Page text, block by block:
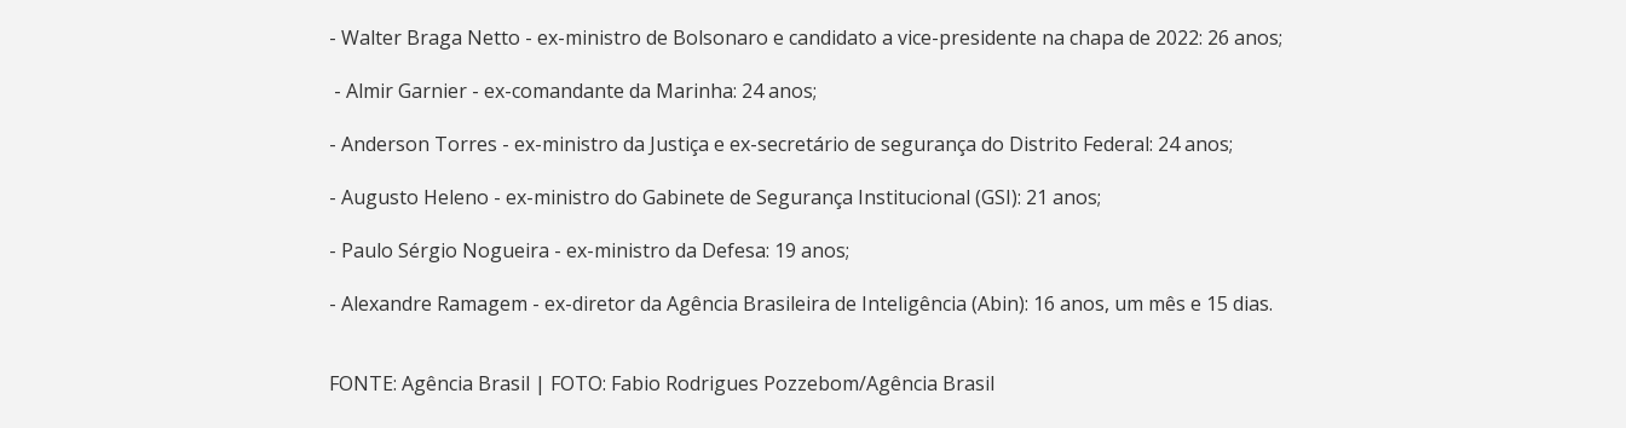
- Walter Braga Netto - ex-ministro de Bolsonaro e candidato a vice-presidente na chapa de 2022: 26 anos;
- Almir Garnier - ex-comandante da Marinha: 24 anos;
- Anderson Torres - ex-ministro da Justiça e ex-secretário de segurança do Distrito Federal: 24 anos;
- Augusto Heleno - ex-ministro do Gabinete de Segurança Institucional (GSI): 21 anos;
- Paulo Sérgio Nogueira - ex-ministro da Defesa: 19 anos;
- Alexandre Ramagem - ex-diretor da Agência Brasileira de Inteligência (Abin): 16 anos, um mês e 15 dias.
FONTE: Agência Brasil | FOTO: Fabio Rodrigues Pozzebom/Agência Brasil